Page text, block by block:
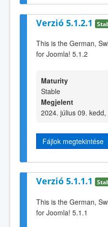
Verzió 5.1.2.1
This is the German,
for Joomla! 5.1.2
Maturity
Stable
Megjelent
2024. július 09. kedd,
Fájlok megtekintése
Verzió 5.1.1.1
This is the German,
for Joomla! 5.1.1